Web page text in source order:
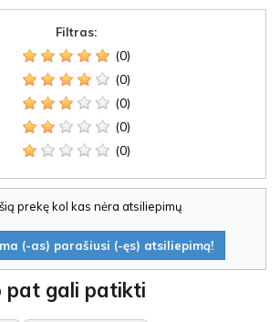
Filtras:
(0)
(0)
(0)
(0)
(0)
prekę kol kas nėra atsiliepimų
(-as) parašiusi (-ęs) atsiliepimą!
pat gali patikti